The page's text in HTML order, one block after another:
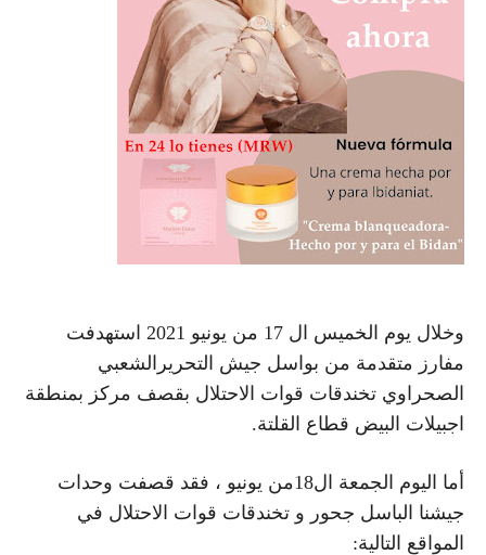
وخلال يوم الخميس ال 17 من يونيو 2021 استهدفت
مفارز متقدمة من بواسل جيش التحريرالشعبي
الصحراوي تخندقات قوات الاحتلال بقصف مركز بمنطقة
اجبيلات البيض قطاع القلتة.
أما اليوم الجمعة ال18من يونيو ، فقد قصفت وحدات
جيشنا الباسل جحور و تخندقات قوات الاحتلال في
المواقع التالية: